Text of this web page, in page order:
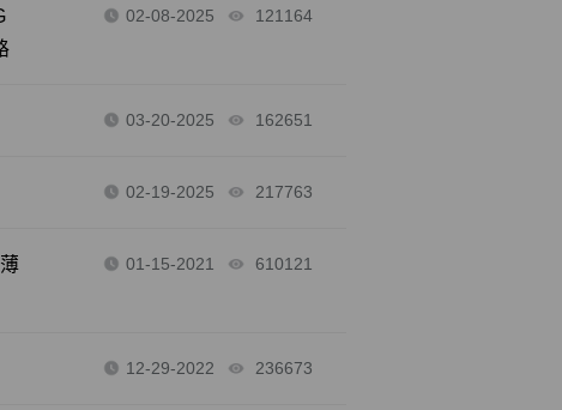
02-08-2025 121164
03-20-2025 162651
02-19-2025 217763
01-15-2021 610121
12-29-2022 236673